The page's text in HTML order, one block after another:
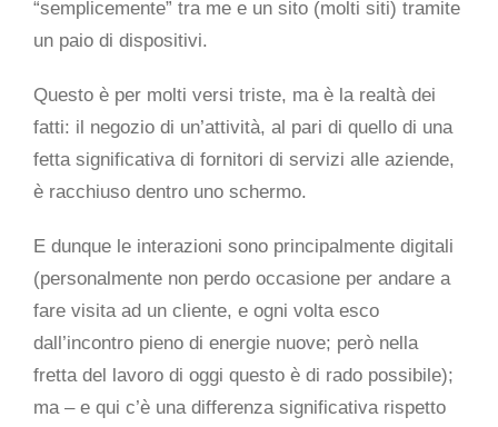
“semplicemente” tra me e un sito (molti siti) tramite
un paio di dispositivi.
Questo è per molti versi triste, ma è la realtà dei
fatti: il negozio di un’attività, al pari di quello di una
fetta significativa di fornitori di servizi alle aziende,
è racchiuso dentro uno schermo.
E dunque le interazioni sono principalmente digitali
(personalmente non perdo occasione per andare a
fare visita ad un cliente, e ogni volta esco
dall’incontro pieno di energie nuove; però nella
fretta del lavoro di oggi questo è di rado possibile);
ma – e qui c’è una differenza significativa rispetto